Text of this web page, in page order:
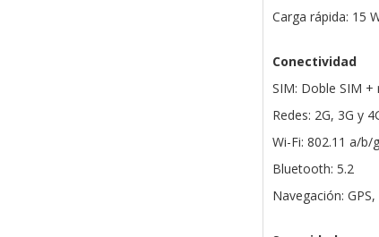
Carga rápida: 15
Conectividad
SIM: Doble SIM +
Redes: 2G, 3G y
Wi-Fi: 802.11 a/b/
Bluetooth: 5.2
Navegación: